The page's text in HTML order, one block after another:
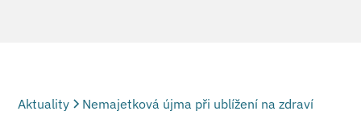
Aktuality Nemajetková újma při ublížení na zdraví